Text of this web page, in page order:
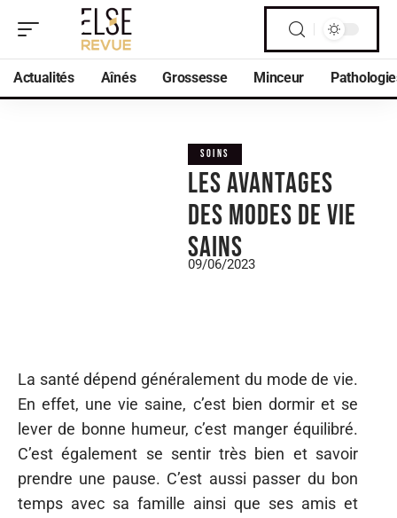
Actualités Aînés Grossesse Minceur
SOINS
Les avantages
des modes de vie
sains
09/06/2023
La santé dépend généralement du mode de vie.
En effet, une vie saine, c’est bien dormir et se
lever de bonne humeur, c’est manger équilibré.
C’est également se sentir très bien et savoir
prendre une pause. C’est aussi passer du bon
temps avec sa famille ainsi que ses amis et